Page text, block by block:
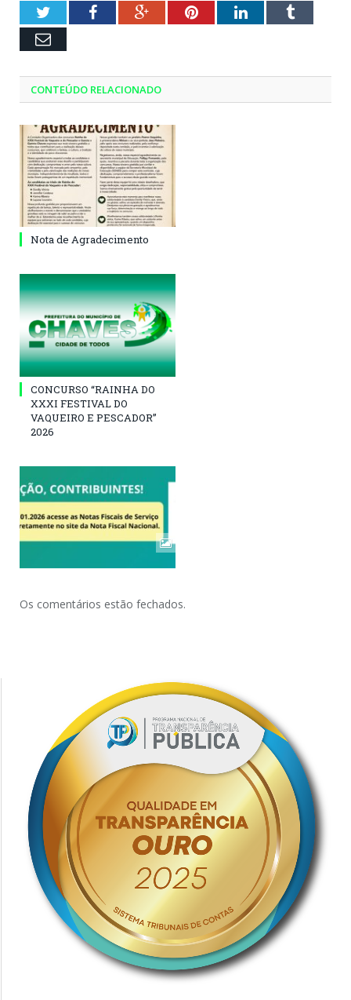
TwitterFacebookGoogle+PinterestLinkedInTumblr
Email
CONTEÚDO RELACIONADO
Nota de Agradecimento
CONCURSO “RAINHA DO
XXXI FESTIVAL DO
VAQUEIRO E PESCADOR”
2026
Os comentários estão fechados.